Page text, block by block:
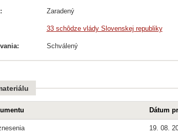
Zaradený
33 schôdze vlády Slovenskej republiky
Schválený
Dátum
19. 08.